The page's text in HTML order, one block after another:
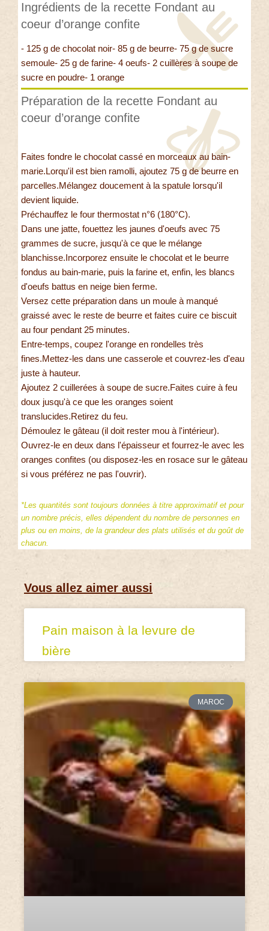
Ingrédients de la recette Fondant au
coeur d’orange confite
- 125 g de chocolat noir- 85 g de beurre- 75 g de sucre
semoule- 25 g de farine- 4 oeufs- 2 cuillères à soupe de
sucre en poudre- 1 orange
Préparation de la recette Fondant au
coeur d’orange confite
Faites fondre le chocolat cassé en morceaux au bain-
marie.Lorqu'il est bien ramolli, ajoutez 75 g de beurre en
parcelles.Mélangez doucement à la spatule lorsqu'il
devient liquide.
Préchauffez le four thermostat n°6 (180°C).
Dans une jatte, fouettez les jaunes d'oeufs avec 75
grammes de sucre, jusqu'à ce que le mélange
blanchisse.Incorporez ensuite le chocolat et le beurre
fondus au bain-marie, puis la farine et, enfin, les blancs
d'oeufs battus en neige bien ferme.
Versez cette préparation dans un moule à manqué
graissé avec le reste de beurre et faites cuire ce biscuit
au four pendant 25 minutes.
Entre-temps, coupez l'orange en rondelles très
fines.Mettez-les dans une casserole et couvrez-les d'eau
juste à hauteur.
Ajoutez 2 cuillerées à soupe de sucre.Faites cuire à feu
doux jusqu'à ce que les oranges soient
translucides.Retirez du feu.
Démoulez le gâteau (il doit rester mou à l'intérieur).
Ouvrez-le en deux dans l'épaisseur et fourrez-le avec les
oranges confites (ou disposez-les en rosace sur le gâteau
si vous préférez ne pas l'ouvrir).
*Les quantités sont toujours données à titre approximatif et pour
un nombre précis, elles dépendent du nombre de personnes en
plus ou en moins, de la grandeur des plats utilisés et du goût de
chacun.
Vous allez aimer aussi
Pain maison à la levure de
bière
MAROC